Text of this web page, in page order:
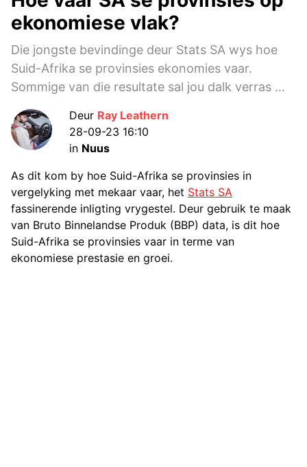
ekonomiese vlak?
Die jongste bevindinge deur Stats SA wys hoe
Suid-Afrika se provinsies ekonomies vaar.
Sommige van die resultate sal jou dalk verras …
Deur Ray Leathern
28-09-23 16:10
in Nuus
As dit kom by hoe Suid-Afrika se provinsies in
vergelyking met mekaar vaar, het Stats SA
fassinerende inligting vrygestel. Deur gebruik te maak
van Bruto Binnelandse Produk (BBP) data, is dit hoe
Suid-Afrika se provinsies vaar in terme van
ekonomiese prestasie en groei.